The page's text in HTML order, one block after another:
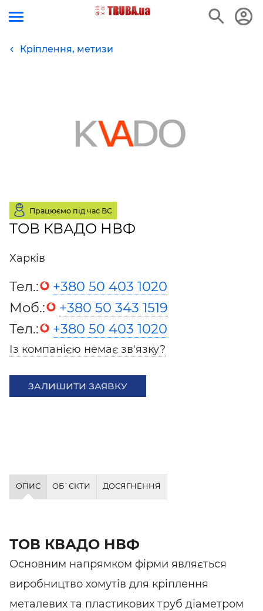
Кріплення, метизи
Працюємо під час ВС
ТОВ КВАДО НВФ
Харків
Тел.:
+380 50 403 1020
Моб.:
+380 50 343 1519
Тел.:
+380 50 403 1020
Із компанією немає зв'язку?
ЗАЛИШИТИ ЗАЯВКУ
ОПИС ОБ`ЄКТИ ДОСЯГНЕННЯ
ТОВ КВАДО НВФ
Основним напрямком фірми являється
виробництво хомутів для кріплення
металевих та пластикових труб діаметром